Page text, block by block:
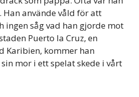
använde våld för att
ingen såg vad han gjorde mot
Puerto la Cruz, en
Karibien, kommer han
mor i ett spelat skede i vårt